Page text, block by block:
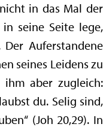
in das Mal der
seine Seite lege,
Auferstandene
seines Leidens zu
aber zugleich:
du. Selig sind,
(Joh 20,29). In